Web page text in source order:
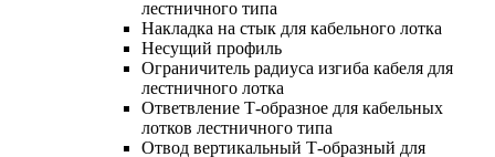
лестничного типа
Накладка на стык для кабельного лотка
Несущий профиль
Ограничитель радиуса изгиба кабеля для
лестничного лотка
Ответвление Т-образное для кабельных
лотков лестничного типа
Отвод вертикальный Т-образный для